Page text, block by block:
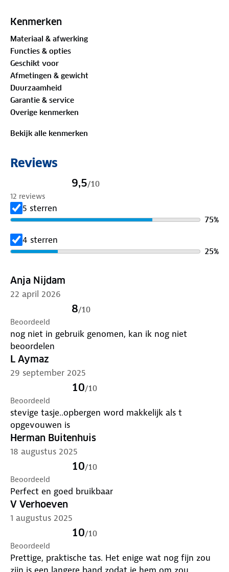
Bovendien is de koeltas gemaakt van gerecycled
rits, waardoor je je spullen veilig en koel kunt
vervoeren. Het handvat bovenop maakt hem
gemakkelijk te dragen, en met een afmeting van 28
x 18 x 20 cm en een gewicht van slechts 0,27 kg, is
hij ideaal voor onderweg.
Kenmerken
Materiaal & afwerking
Functies & opties
Geschikt voor
Afmetingen & gewicht
Duurzaamheid
Garantie & service
Overige kenmerken
Bekijk alle kenmerken
Reviews
9,5/10
12 reviews
5 sterren
75%
4 sterren
25%
Anja Nijdam
22 april 2026
8/10
Beoordeeld
nog niet in gebruik genomen, kan ik nog niet
beoordelen
L Aymaz
29 september 2025
10/10
Beoordeeld
stevige tasje..opbergen word makkelijk als t
opgevouwen is
Herman Buitenhuis
18 augustus 2025
10/10
Beoordeeld
Perfect en goed bruikbaar
V Verhoeven
1 augustus 2025
10/10
Beoordeeld
Prettige, praktische tas. Het enige wat nog fijn zou